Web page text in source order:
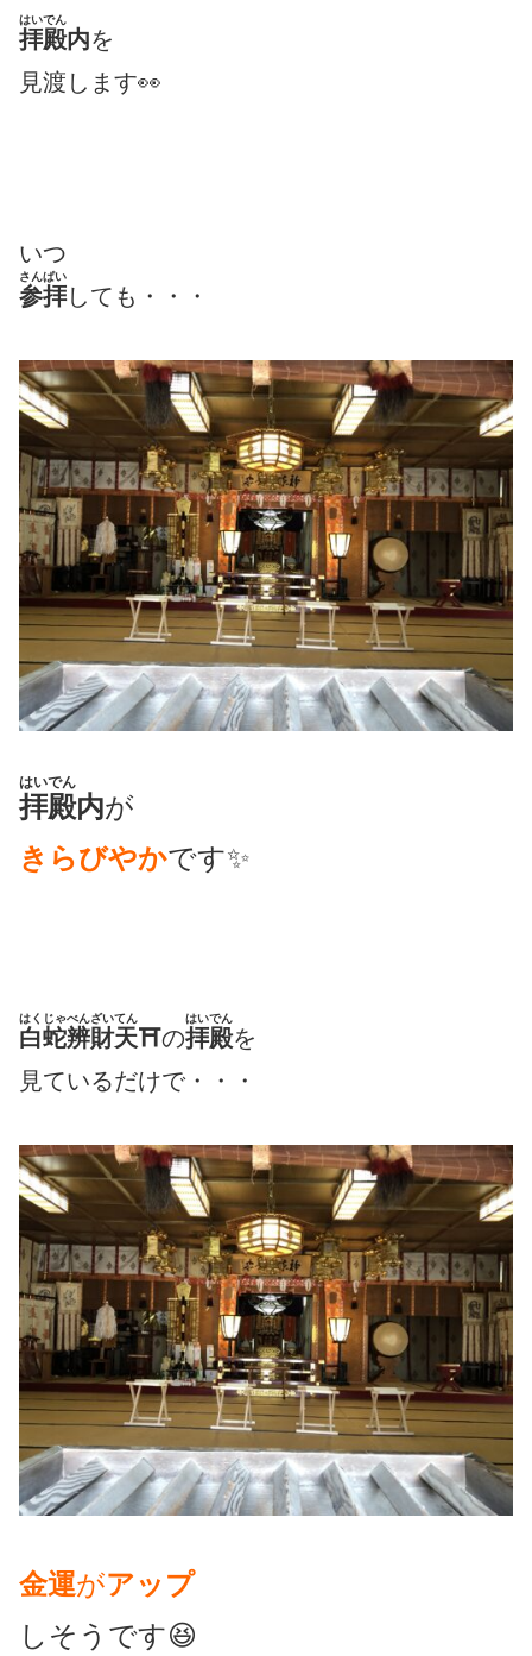
拝殿
はいでん
内を
見渡します👀
いつ
参拝
さんぱい
しても・・・
拝殿
はいでん
内が
きらびやかです✨
白蛇辨財天
はくじゃべんざいてん
⛩の拝殿
はいでん
を
見ているだけで・・・
金運がアップ
しそうです😆